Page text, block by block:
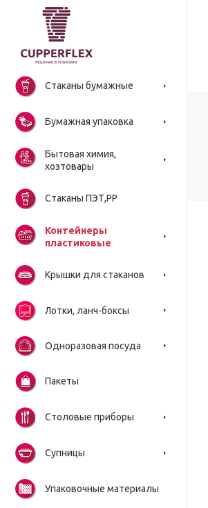
Стаканы бумажные
Бумажная упаковка
Бытовая химия,
хозтовары
Стаканы ПЭТ,РР
Контейнеры
пластиковые
Крышки для стаканов
Лотки, ланч-боксы
Одноразовая посуда
Пакеты
Столовые приборы
Супницы
Упаковочные материалы